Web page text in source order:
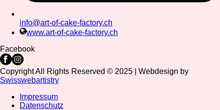
info@art-of-cake-factory.ch
www.art-of-cake-factory.ch
Facebook
Copyright All Rights Reserved © 2025 | Webdesign by
Swisswebartistry
Impressum
Datenschutz